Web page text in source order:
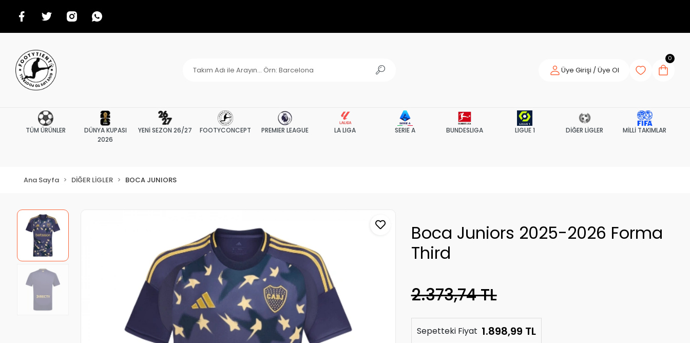
Üye Girişi / Üye Ol
0
TÜM ÜRÜNLER
DÜNYA KUPASI
2026
YENİ SEZON 26/27 FOOTYCONCEPT PREMIER LEAGUE LA LIGA SERIE A BUNDESLIGA LIGUE 1 DİĞER LİGLER MİLLİ TAKIMLAR
Ana Sayfa DİĞER LİGLER BOCA JUNIORS
Boca Juniors 2025-2026 Forma
Third
2.373,74 TL
Sepetteki Fiyat 1.898,99 TL